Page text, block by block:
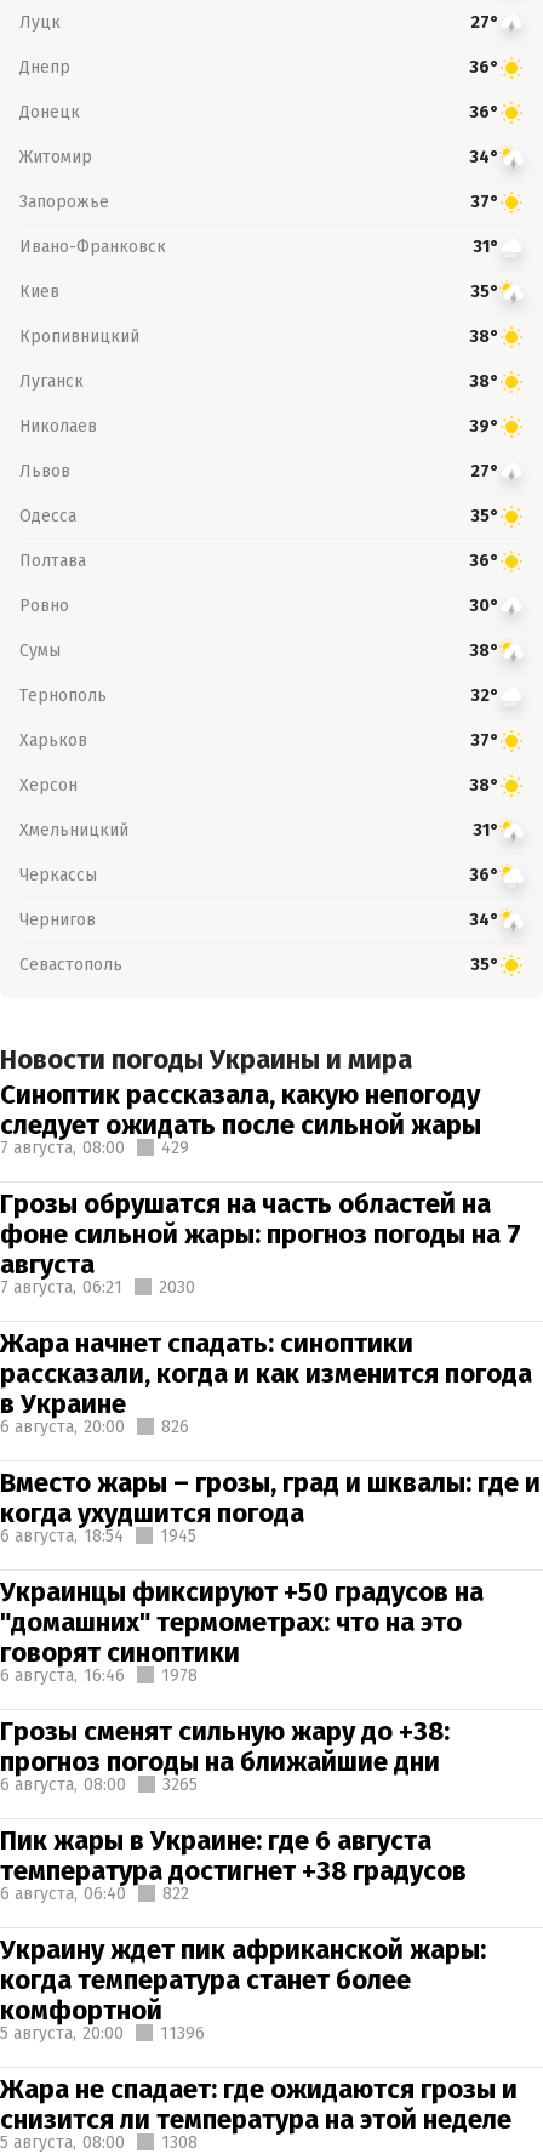
Луцк 27°
Днепр 36°
Донецк 36°
Житомир 34°
Запорожье 37°
Ивано-Франковск 31°
Киев 35°
Кропивницкий 38°
Луганск 38°
Николаев 39°
Львов 27°
Одесса 35°
Полтава 36°
Ровно 30°
Сумы 38°
Тернополь 32°
Харьков 37°
Херсон 38°
Хмельницкий 31°
Черкассы 36°
Чернигов 34°
Севастополь 35°
Новости погоды Украины и мира
Синоптик рассказала, какую непогоду
следует ожидать после сильной жары
7 августа, 08:00 429
Грозы обрушатся на часть областей на
фоне сильной жары: прогноз погоды на 7
августа
7 августа, 06:21 2030
Жара начнет спадать: синоптики
рассказали, когда и как изменится погода
в Украине
6 августа, 20:00 826
Вместо жары – грозы, град и шквалы: где и
когда ухудшится погода
6 августа, 18:54 1945
Украинцы фиксируют +50 градусов на
"домашних" термометрах: что на это
говорят синоптики
6 августа, 16:46 1978
Грозы сменят сильную жару до +38:
прогноз погоды на ближайшие дни
6 августа, 08:00 3265
Пик жары в Украине: где 6 августа
температура достигнет +38 градусов
6 августа, 06:40 822
Украину ждет пик африканской жары:
когда температура станет более
комфортной
5 августа, 20:00 11396
Жара не спадает: где ожидаются грозы и
снизится ли температура на этой неделе
5 августа, 08:00 1308